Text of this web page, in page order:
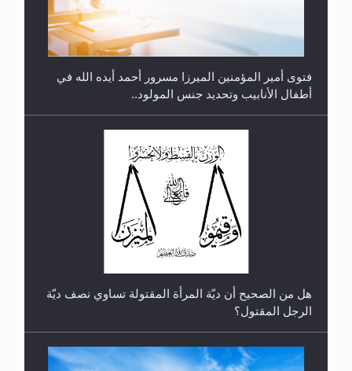
رأيٌ في لغة المسيح الموعود عليه السلام.. 4...
فتوى أمير المؤمنين الميرزا مسرور أحمد أيده الله في
أطفال الأنابيب وتحديد جنس المولود..
هل من الصحيح أن ديّة المرأة المقتولة تساوي نصف ديّة
الرجل المقتول؟